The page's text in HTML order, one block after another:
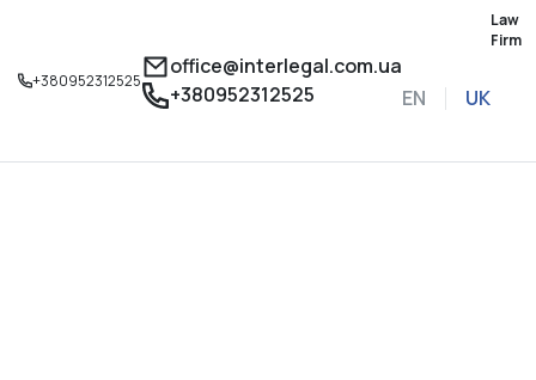
+380952312525
Law
Firm
office@interlegal.com.ua
+380952312525
EN UK